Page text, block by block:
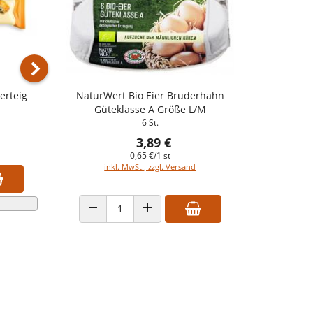
Schär Blätterteig Puff Pastry
250 g
4,69 €
18,76 €/1 kg
inkl. MwSt., zzgl. Versand
Stück 5% sparen
Nächstes Produkt
NaturWert Bio Eier Bruderhahn
Güteklasse A Größe L/M
6 St.
3,89 €
0,65 €/1 st
inkl. MwSt., zzgl. Versand
ANZAHL VERRINGERNANZAHL ERHÖHEN